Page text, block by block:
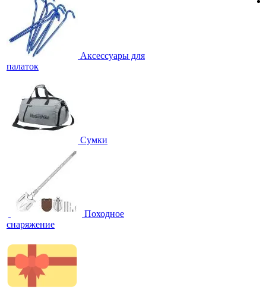
Аксессуары для
палаток
Сумки
Походное
снаряжение